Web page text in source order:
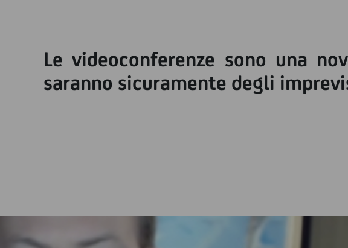
Le videoconferenze sono una
saranno sicuramente degli